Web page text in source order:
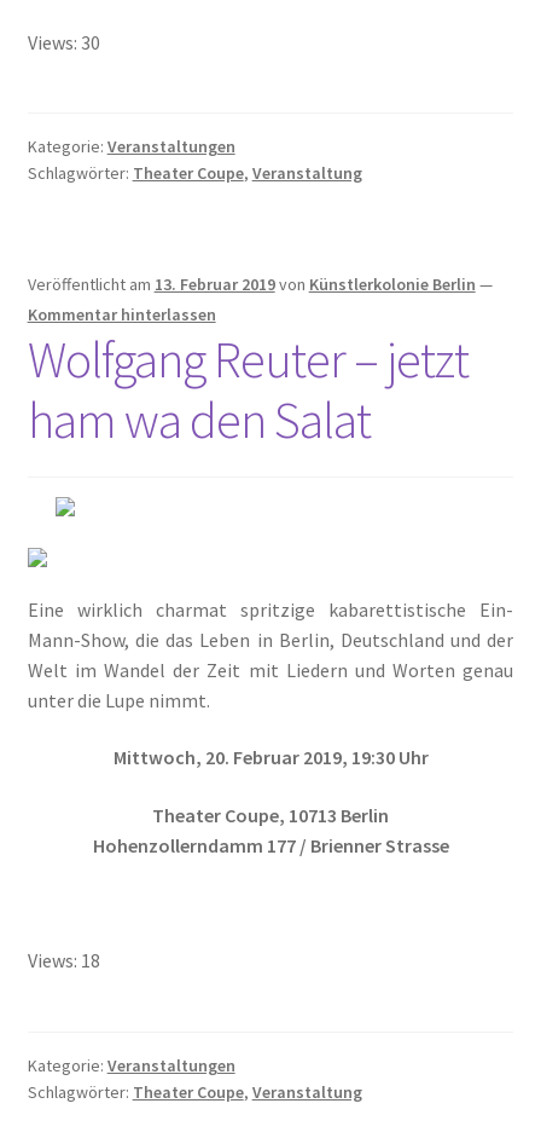
Views: 30
Kategorie: Veranstaltungen
Schlagwörter: Theater Coupe, Veranstaltung
Veröffentlicht am 13. Februar 2019von Künstlerkolonie Berlin —
Kommentar hinterlassen
Wolfgang Reuter – jetzt
ham wa den Salat
Eine wirklich charmat spritzige kabarettistische Ein-
Mann-Show, die das Leben in Berlin, Deutschland und der
Welt im Wandel der Zeit mit Liedern und Worten genau
unter die Lupe nimmt.
Mittwoch, 20. Februar 2019, 19:30 Uhr
Theater Coupe, 10713 Berlin
Hohenzollerndamm 177 / Brienner Strasse
Views: 18
Kategorie: Veranstaltungen
Schlagwörter: Theater Coupe, Veranstaltung